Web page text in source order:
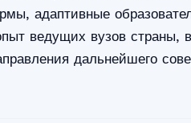
адаптивные
ведущих вузов страны,
дальнейшего